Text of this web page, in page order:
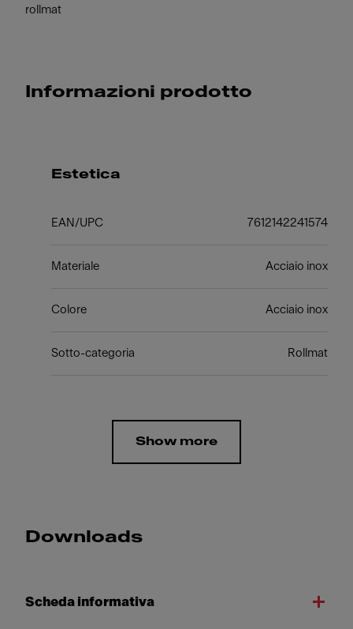
rollmat
Informazioni prodotto
Estetica
EAN/UPC 7612142241574
Materiale Acciaio inox
Colore Acciaio inox
Sotto-categoria Rollmat
Show more
Downloads
Scheda informativa